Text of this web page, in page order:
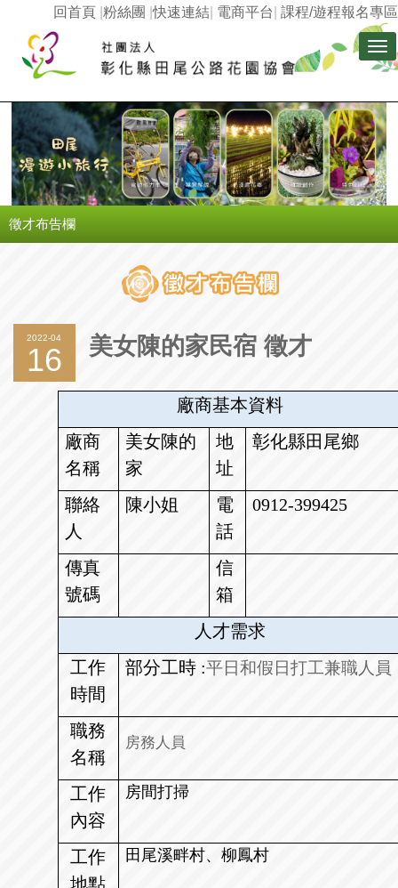
課程/遊程報名專區
電商平台
快速連結
粉絲團 |
回首頁
徵才布告欄
2022-04
16 美女陳的家民宿 徵才
廠商基本資料
廠商
名稱
美女陳的
家
地
址
彰化縣田尾鄉
聯絡
人
陳小姐
電
話
0912-399425
傳真
號碼
信
箱
人才需求
工作
時間
部分工時 :平日和假日打工兼職人員
職務
名稱
房務人員
工作
內容
房間打掃
工作
地點
田尾溪畔村、柳鳳村